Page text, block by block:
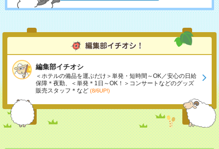
編集部イチオシ
＜ホテルの備品を運ぶだけ＞単発・短時間～OK／安心の日給
保障＊夜勤、＜単発＊1日～OK！＞コンサートなどのグッズ
販売スタッフ＊など (8/6UP!)